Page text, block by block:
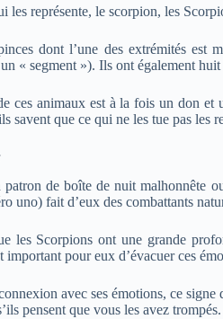
les représente, le scorpion, les
dont l’une des extrémités est
« segment »). Ils ont également
ces animaux est à la fois un don
savent que ce qui ne les tue pas les
patron de boîte de nuit malhonnête
uno) fait d’eux des combattants
les Scorpions ont une grande
pour eux d’évacuer ces
avec ses émotions, ce
pensent que vous les avez trompés.